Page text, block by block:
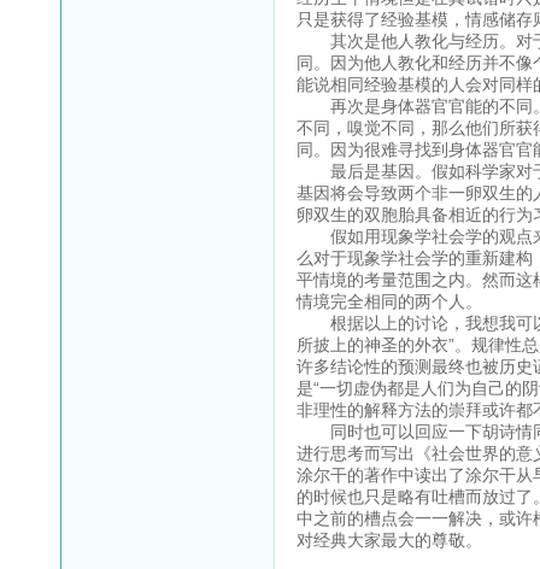
只是获得了经验基模，情感储存
其次是他人教化与经历。对
同。因为他人教化和经历并不
能说相同经验基模的人会对同
再次是身体器官官能的不同
不同，嗅觉不同，那么他们所
同。因为很难寻找到身体器官
最后是基因。假如科学家对于
基因将会导致两个非一卵双生
卵双生的双胞胎具备相近的行
假如用现象学社会学的观点
么对于现象学社会学的重新建
平情境的考量范围之内。然而
情境完全相同的两个人。
根据以上的讨论，我想我可
所披上的神圣的外衣”。规律性
许多结论性的预测最终也被历
是“一切虚伪都是人们为自己的
非理性的解释方法的崇拜或许都
同时也可以回应一下胡诗情
进行思考而写出《社会世界的
涂尔干的著作中读出了涂尔干
的时候也只是略有吐槽而放过
中之前的槽点会一一解决，或
对经典大家最大的尊敬。